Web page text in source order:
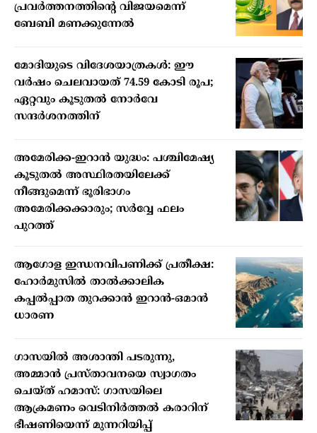
പ്രവര്‍ത്തനത്തിന്റെ വിജയമെന്ന്
ബേബി മണക്കുന്നേല്‍
മോദിയുടെ വിദേശയാത്രകൾ: ഈ
വർഷം ചെലവായത് 74.59 കോടി രൂപ;
ഏറ്റവും കൂടുതൽ നോർവേ
സന്ദർശനത്തിന്
അമേരിക്ക-ഇറാൻ യുദ്ധം: പശ്ചിമേഷ്യ
കൂടുതൽ അസ്ഥിരതയിലേക്ക്
നീങ്ങുമെന്ന് ഭൂരിഭാഗം
അമേരിക്കക്കാരും; സർവ്വേ ഫലം
പുറത്ത്
ആഗോള ഇന്ധനവിപണിക്ക് പ്രതീക്ഷ:
ഹോർമുസിൽ താൽക്കാലിക
കപ്പൽപ്പാത തുറക്കാൻ ഇറാൻ-ഒമാൻ
ധാരണ
ഗാസയിൽ അശാന്തി പടരുന്നു,
അമ്മാൻ പ്രസ്താവനയെ സ്വാഗതം
ചെയ്ത് ഹമാസ്: ഗാസയിലെ
ആക്രമണം വെടിനിർത്തൽ കരാറിന്
ഭീഷണിയെന്ന് മുന്നറിയിപ്പ്